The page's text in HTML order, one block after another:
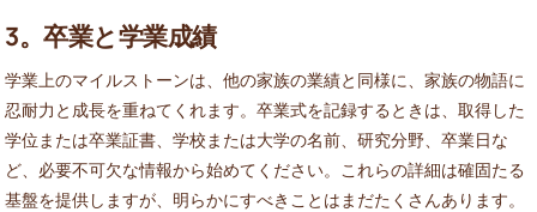
3。卒業と学業成績
学業上のマイルストーンは、他の家族の業績と同様に、家族の物語に
忍耐力と成長を重ねてくれます。卒業式を記録するときは、取得した
学位または卒業証書、学校または大学の名前、研究分野、卒業日な
ど、必要不可欠な情報から始めてください。これらの詳細は確固たる
基盤を提供しますが、明らかにすべきことはまだたくさんあります。